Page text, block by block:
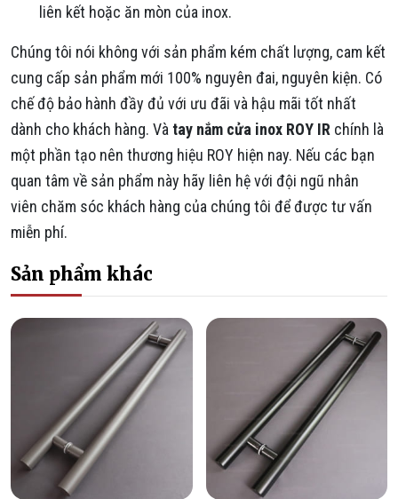
liên kết hoặc ăn mòn của inox. ​
Chúng tôi nói không với sản phẩm kém chất lượng, cam kết
cung cấp sản phẩm mới 100% nguyên đai, nguyên kiện. Có
chế độ bảo hành đầy đủ với ưu đãi và hậu mãi tốt nhất
dành cho khách hàng. Và tay nắm cửa inox ROY IR chính là
một phần tạo nên thương hiệu ROY hiện nay. Nếu các bạn
quan tâm về sản phẩm này hãy liên hệ với đội ngũ nhân
viên chăm sóc khách hàng của chúng tôi để được tư vấn
miễn phí.
Sản phẩm khác